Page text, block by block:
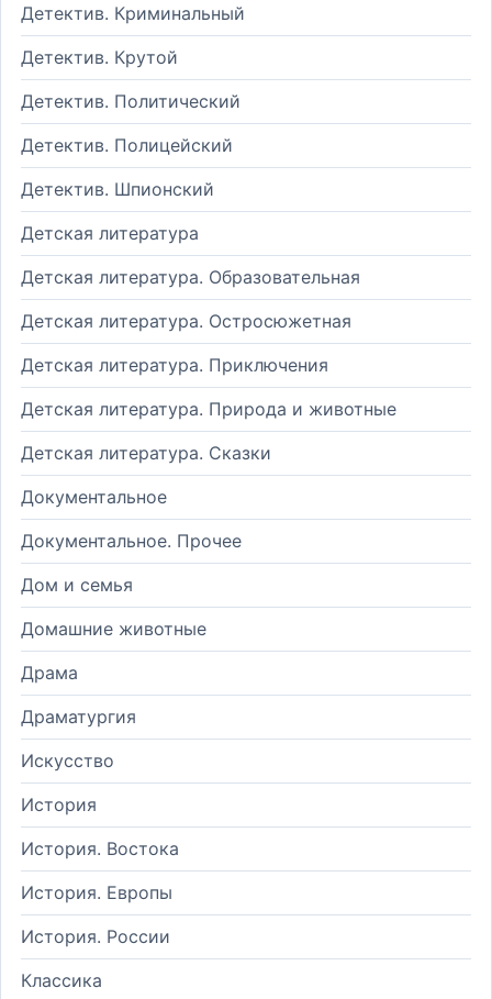
Детектив. Криминальный
Детектив. Крутой
Детектив. Политический
Детектив. Полицейский
Детектив. Шпионский
Детская литература
Детская литература. Образовательная
Детская литература. Остросюжетная
Детская литература. Приключения
Детская литература. Природа и животные
Детская литература. Сказки
Документальное
Документальное. Прочее
Дом и семья
Домашние животные
Драма
Драматургия
Искусство
История
История. Востока
История. Европы
История. России
Классика